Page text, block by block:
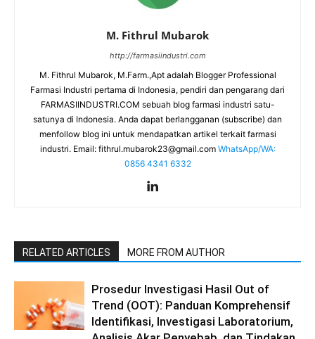
M. Fithrul Mubarok
http://farmasiindustri.com
M. Fithrul Mubarok, M.Farm.,Apt adalah Blogger Professional
Farmasi Industri pertama di Indonesia, pendiri dan pengarang dari
FARMASIINDUSTRI.COM sebuah blog farmasi industri satu-
satunya di Indonesia. Anda dapat berlangganan (subscribe) dan
menfollow blog ini untuk mendapatkan artikel terkait farmasi
industri. Email: fithrul.mubarok23@gmail.com WhatsApp/WA:
0856 4341 6332
RELATED ARTICLES MORE FROM AUTHOR
Prosedur Investigasi Hasil Out of
Trend (OOT): Panduan Komprehensif
Identifikasi, Investigasi Laboratorium,